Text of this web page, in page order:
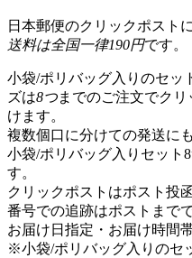
日本郵便のクリックポスト
送料は全国一律190円です。
小袋/ポリバッグ入りのセッ
ズは8つまでのご注文でク
けます。
複数個口に分けての発送に
小袋/ポリバッグ入りセット
す。
クリックポストはポスト投
番号での追跡はポストまでで
お届け日指定・お届け時間
※小袋/ポリバッグ入りのセ